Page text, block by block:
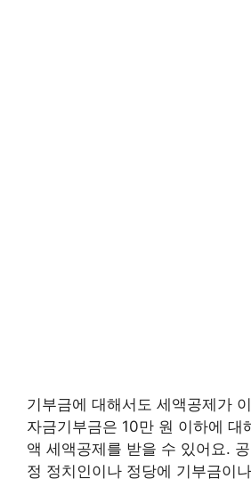
기부금에 대해서도 세액공제가
자금기부금은 10만 원 이하에 대
액 세액공제를 받을 수 있어요.
정 정치인이나 정당에 기부금이